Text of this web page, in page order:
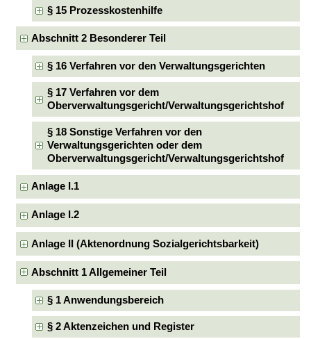
§ 15 Prozesskostenhilfe
Abschnitt 2 Besonderer Teil
§ 16 Verfahren vor den Verwaltungsgerichten
§ 17 Verfahren vor dem
Oberverwaltungsgericht/Verwaltungsgerichtshof
§ 18 Sonstige Verfahren vor den
Verwaltungsgerichten oder dem
Oberverwaltungsgericht/Verwaltungsgerichtshof
Anlage I.1
Anlage I.2
Anlage II (Aktenordnung Sozialgerichtsbarkeit)
Abschnitt 1 Allgemeiner Teil
§ 1 Anwendungsbereich
§ 2 Aktenzeichen und Register